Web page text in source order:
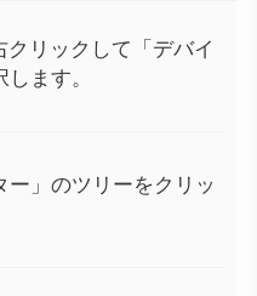
クリックして「デバイ
ます。
ー」のツリーをクリッ